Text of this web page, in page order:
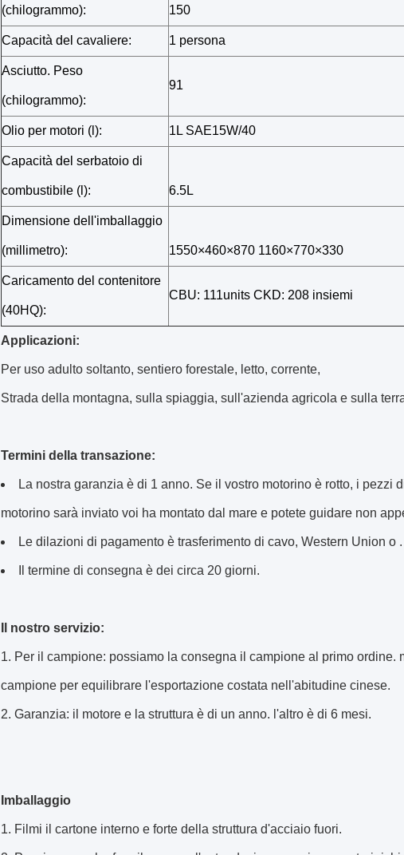
(chilogrammo): 150
Capacità del cavaliere: 1 persona
Asciutto. Peso
(chilogrammo):
91
Olio per motori (l): 1L SAE15W/40
Capacità del serbatoio di
combustibile (l): 6.5L
Dimensione dell'imballaggio
(millimetro): 1550×460×870 1160×770×330
Caricamento del contenitore
(40HQ):
CBU: 111units CKD: 208 insiemi
Applicazioni:
Per uso adulto soltanto, sentiero forestale, letto, corrente,
Strada della montagna, sulla spiaggia, sull'azienda agricola e sulla
Termini della transazione:
La nostra garanzia è di 1 anno. Se il vostro motorino è rotto, i pezzi
motorino sarà inviato voi ha montato dal mare e potete guidare non
Le dilazioni di pagamento è trasferimento di cavo, Western Union o .
Il termine di consegna è dei circa 20 giorni.
Il nostro servizio:
1. Per il campione: possiamo la consegna il campione al primo ordine.
campione per equilibrare l'esportazione costata nell'abitudine cinese.
2. Garanzia: il motore e la struttura è di un anno. l'altro è di 6 mesi.
Imballaggio
Filmi il cartone interno e forte della struttura d'acciaio fuori.